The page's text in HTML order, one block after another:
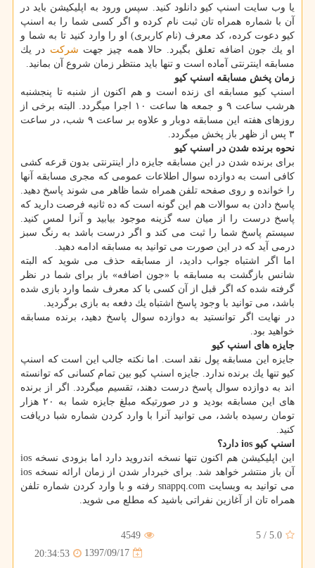
یا وب سایت اسنپ كیو دانلود كنید. سپس ورود به اپلیكیشن باید در
آن با شماره همراه تان ثبت نام كرده و اگر كسی شما را به اسنپ
كیو دعوت كرده، كد معرف (نام كاربری) او را وارد كنید تا به شما و
او یك جون اضافه تعلق بگیرد. حالا همه چیز جهت شركت در یك
مسابقه اینترنتی آماده است و تنها باید منتظر زمان شروع آن بمانید.
زمان پخش مسابقه اسنپ كیو
اسنپ كیو مسابقه ای زنده است و هم اكنون از شنبه تا پنجشنبه
هرشب ساعت ۹ و جمعه ها ساعت ۱۰ اجرا میگردد. البته برخی از
روزهای هفته این مسابقه دوبار و علاوه بر ساعت ۹ شب، در ساعت
۳ پس از ظهر باز پخش میگردد.
نحوه برنده شدن در اسنپ كیو
برای برنده شدن در این مسابقه جایزه دار اینترنتی بدون قرعه كشی
كافی است به دوازده سوال اطلاعات عمومی كه مجری مسابقه آنها
را خوانده و روی صفحه تلفن همراه شما ظاهر می شوند پاسخ دهید.
پاسخ دادن به سوالات هم این گونه است كه ده ثانیه فرصت دارید كه
پاسخ درست را از میان سه گزینه موجود بیابید و آنرا لمس كنید.
سیستم پاسخ شما را ثبت می كند و اگر درست باشد به رنگ سبز
درمی آید كه در این صورت می توانید به مسابقه ادامه دهید.
اما اگر اشتباه جواب دادید، از مسابقه حذف می شوید كه البته
شانس بازگشت به مسابقه با «جون اضافه» باز برای شما در نظر
گرفته شده كه اگر قبل از آن كسی با كد معرف شما وارد بازی شده
باشد، می توانید با وجود پاسخ اشتباه یك دفعه به بازی برگردید.
در نهایت اگر توانستید به دوازده سوال پاسخ دهید، برنده مسابقه
خواهید بود.
جایزه های اسنپ كیو
جایزه این مسابقه پول نقد است. اما نكته جالب این است كه اسنپ
كیو تنها یك برنده ندارد. جایزه اسنپ كیو بین تمام كسانی كه توانسته
اند به دوازده سوال پاسخ درست دهند، تقسیم میگردد. اگر از برنده
های این مسابقه بودید و در صورتیكه مبلغ جایزه شما به ۲۰ هزار
تومان رسیده باشد، می توانید آنرا با وارد كردن شماره شبا دریافت
كنید.
اسنپ كیو ios دارد؟
این اپلیكیشن هم اكنون تنها نسخه اندروید دارد اما بزودی نسخه ios
آن باز منتشر خواهد شد. برای خبردار شدن از زمان ارائه نسخه ios
می توانید به وبسایت snappq.com رفته و با وارد كردن شماره تلفن
همراه تان از آغازین نفراتی باشید كه مطلع می شوید.
5.0
/
5
4549
1397/09/17
20:34:53